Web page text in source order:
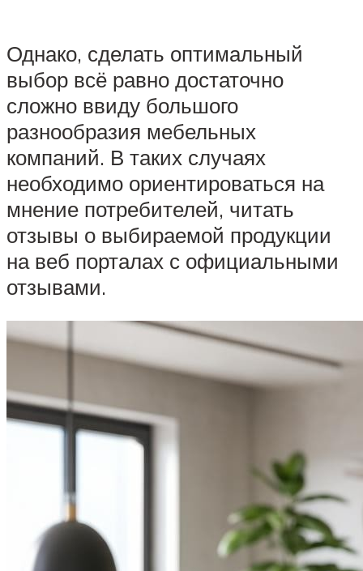
Однако, сделать оптимальный
выбор всё равно достаточно
сложно ввиду большого
разнообразия мебельных
компаний. В таких случаях
необходимо ориентироваться на
мнение потребителей, читать
отзывы о выбираемой продукции
на веб порталах с официальными
отзывами.